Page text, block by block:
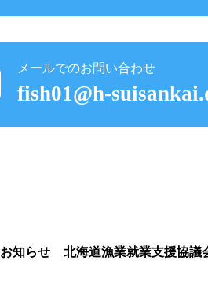
メールでのお問い合わせ
fish01@h-
お知らせ 北海道漁業就業支援協議